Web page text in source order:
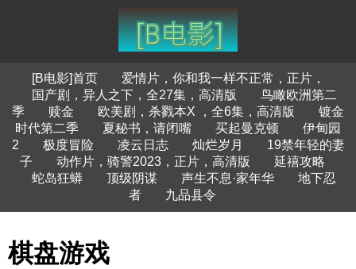
[B电影]首页
爱情片，你和我一样不正常，正片，
国产剧，异人之下，全27集，高清版
鸟瞰欧洲第二
季
赎金 欧美剧，杀戮本X ，全6集，高清版
镀金
时代第二季
夏秘书，请闭嘴 买起曼克顿
伊甸园
2
极度冒险 凌云日志 灿烂岁月
19禁年轻的妻
子
动作片，骑警2023，正片，高清版
延禧攻略
蛇岛狂蟒
顶级阴谋 声生不息·家年华
地下忍
者
九品县令
棋盘游戏